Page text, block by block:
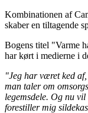
Kombinationen af
skaber en tiltagende
Bogens titel "Varme
har kørt i medierne i
"Jeg har været ked
man taler om
legemsdele. Og nu
forestiller mig